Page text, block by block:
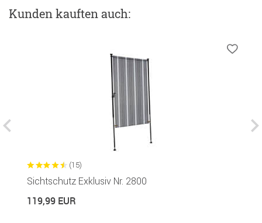
Kunden kauften auch:
(15)
Sichtschutz Exklusiv Nr. 2800
119,99 EUR